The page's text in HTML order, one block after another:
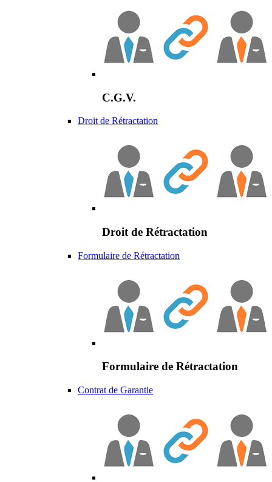
C.G.V.
Droit de Rétractation
Droit de Rétractation
Formulaire de Rétractation
Formulaire de Rétractation
Contrat de Garantie